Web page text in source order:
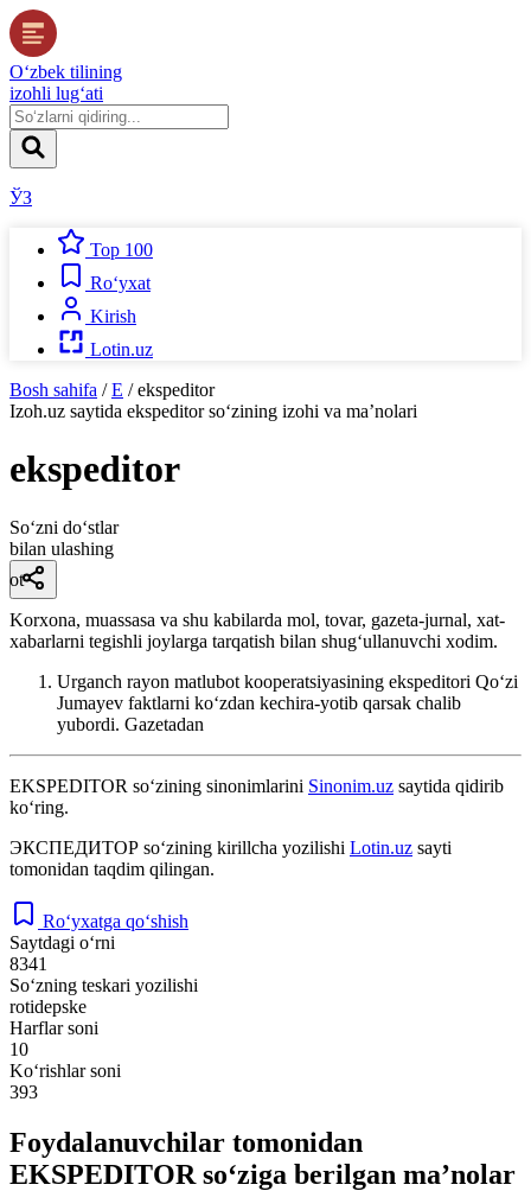
O‘zbek tilining
izohli lug‘ati
ЎЗ
Top 100
Ro‘yxat
Kirish
Lotin.uz
Bosh sahifa / E / ekspeditor
Izoh.uz saytida ekspeditorso‘zining izohi va ma’nolari
ekspeditor
So‘zni do‘stlar
bilan ulashing
ot
Korxona, muassasa va shu kabilarda mol, tovar, gazeta-jurnal, xat-
xabarlarni tegishli joylarga tarqatish bilan shugʻullanuvchi xodim.
Urganch rayon matlubot kooperatsiyasining ekspeditori Qoʻzi
Jumayev faktlarni koʻzdan kechira-yotib qarsak chalib
yubordi. Gazetadan
EKSPEDITOR so‘zining sinonimlarini Sinonim.uz saytida qidirib
ko‘ring.
ЭКСПЕДИТОР so‘zining kirillcha yozilishi Lotin.uz sayti
tomonidan taqdim qilingan.
Ro‘yxatga qo‘shish
Saytdagi o‘rni
8341
So‘zning teskari yozilishi
rotidepske
Harflar soni
10
Ko‘rishlar soni
393
Foydalanuvchilar tomonidan
EKSPEDITOR so‘ziga berilgan ma’nolar